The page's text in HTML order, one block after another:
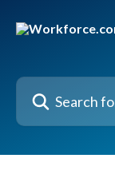
Search for articles...